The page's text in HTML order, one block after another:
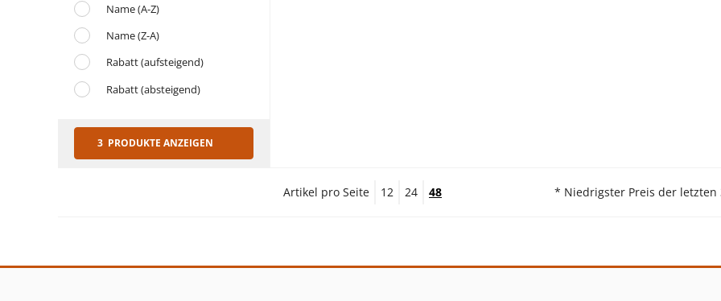
Name (A-Z)
Name (Z-A)
Rabatt (aufsteigend)
Rabatt (absteigend)
3 PRODUKTE ANZEIGEN
Artikel pro Seite 12 24 48 * Niedrigster Preis der letzten